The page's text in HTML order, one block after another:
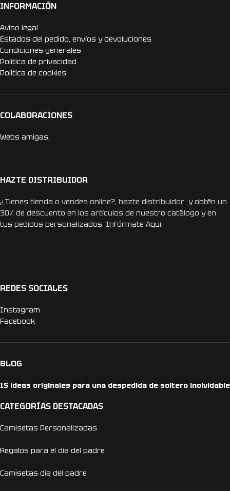
INFORMACIÓN
Aviso legal
Estados del pedido, envíos y devoluciones
Condiciones generales
Politica de privacidad
Politica de cookies
COLABORACIONES
Webs amigas.
HAZTE DISTRIBUIDOR
¿Tienes tienda o vendes online?, hazte distribuidor y obtén un
30% de descuento en los artículos de nuestro catálogo y en
tus pedidos personalizados. Infórmate Aquí.
REDES SOCIALES
Instagram
Facebook
BLOG
15 ideas originales para una despedida de soltero inolvidable
CATEGORÍAS DESTACADAS
Camisetas Personalizadas
Regalos para el día del padre
Camisetas día del padre